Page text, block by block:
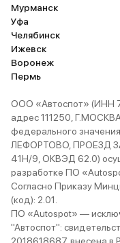
Мурманск
Уфа
Челябинск
Ижевск
Воронеж
Пермь
ООО «Автоспот» (ИНН
адрес 111250,
федерального
ЛЕФОРТОВО, ПРОЕЗД
41Н/9, ОКВЭД 62.0)
разработке ПО
Согласно Приказу
(код): 2.01.
ПО «Autospot» —
"Автоспот":